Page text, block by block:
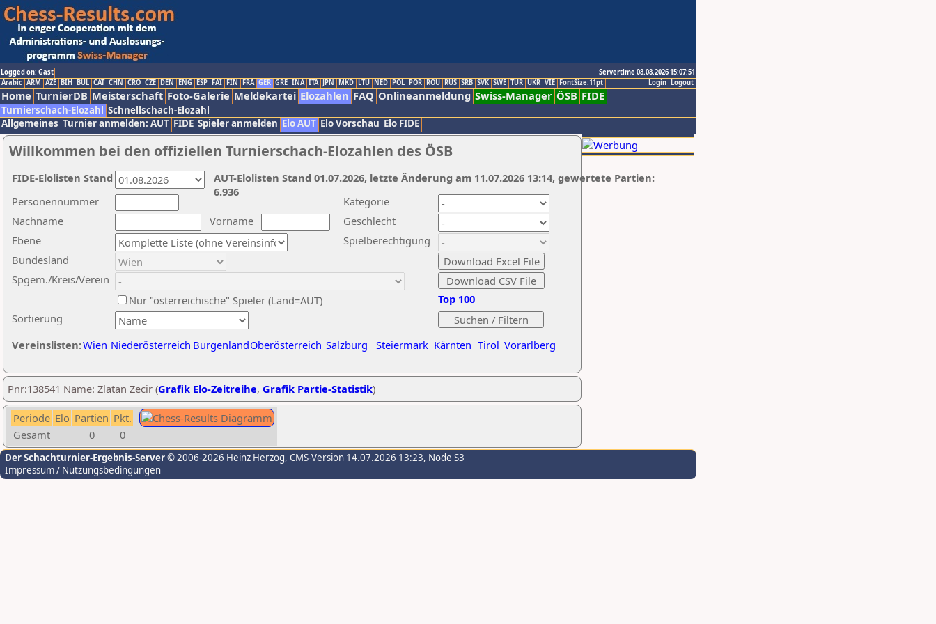
Logged on: Gast
Servertime 08.08.2026 15:07:51
Logout
Login
Arabic ARM AZE BIH BUL CAT CHN CRO CZE DEN ENG ESP FAI FIN FRA GER GRE INA ITA JPN MKD LTU NED POL POR ROU RUS SRB SVK SWE TUR UKR VIE FontSize:11pt
Home TurnierDB Meisterschaft Foto-Galerie Meldekartei Elozahlen FAQ Onlineanmeldung Swiss-Manager ÖSB FIDE
Turnierschach-Elozahl Schnellschach-Elozahl
Allgemeines Turnier anmelden: AUT FIDE Spieler anmelden Elo AUT Elo Vorschau Elo FIDE
Willkommen bei den offiziellen Turnierschach-Elozahlen des ÖSB
Nachname
Vorname
Ebene
Kategorie
Sortierung
Personennummer
Bundesland
Spgem./Kreis/Verein
Geschlecht
Nur "österreichische" Spieler (Land=AUT)
Spielberechtigung
Vereinslisten:Wien Niederösterreich BurgenlandOberösterreich Salzburg Steiermark Kärnten Tirol Vorarlberg
Top 100
AUT-Elolisten Stand 01.07.2026, letzte Änderung am 11.07.2026 13:14, gewertete Partien:
6.936
FIDE-Elolisten Stand
Pnr:138541 Name: Zlatan Zecir (Grafik Elo-Zeitreihe, Grafik Partie-Statistik)
Periode Elo Partien Pkt.
Gesamt
0 0
Der Schachturnier-Ergebnis-Server© 2006-2026 Heinz Herzog, CMS-Version 14.07.2026 13:23, Node S3
Impressum / Nutzungsbedingungen